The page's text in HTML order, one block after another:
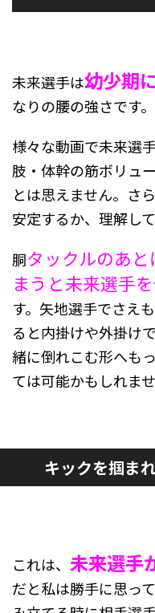
未来選手は幼少期
なりの腰の強さです。
様々な動画で未来選
肢・体幹の筋ボリュ
とは思えません。さ
安定するか、理解して
胴タックルのあ
まうと未来選手
す。矢地選手でさえ
ると内掛けや外掛け
緒に倒れこむ形へも
ては可能かもしれませ
キックを掴ま
これは、 未来選手
だと私は勝手に思っ